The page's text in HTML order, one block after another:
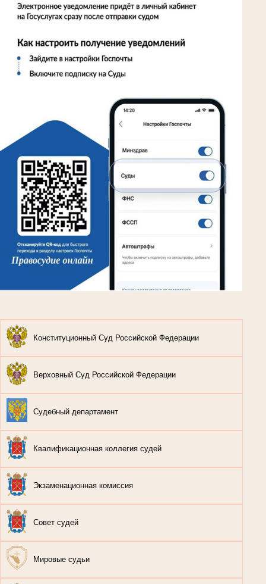
Конституционный Суд Российской Федерации
Верховный Суд Российской Федерации
Судебный департамент
Квалификационная коллегия судей
Экзаменационная комиссия
Совет судей
Мировые судьи